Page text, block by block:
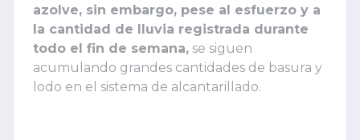
azolve, sin embargo, pese al esfuerzo y a
la cantidad de lluvia registrada durante
todo el fin de semana, se siguen
acumulando grandes cantidades de basura y
lodo en el sistema de alcantarillado.